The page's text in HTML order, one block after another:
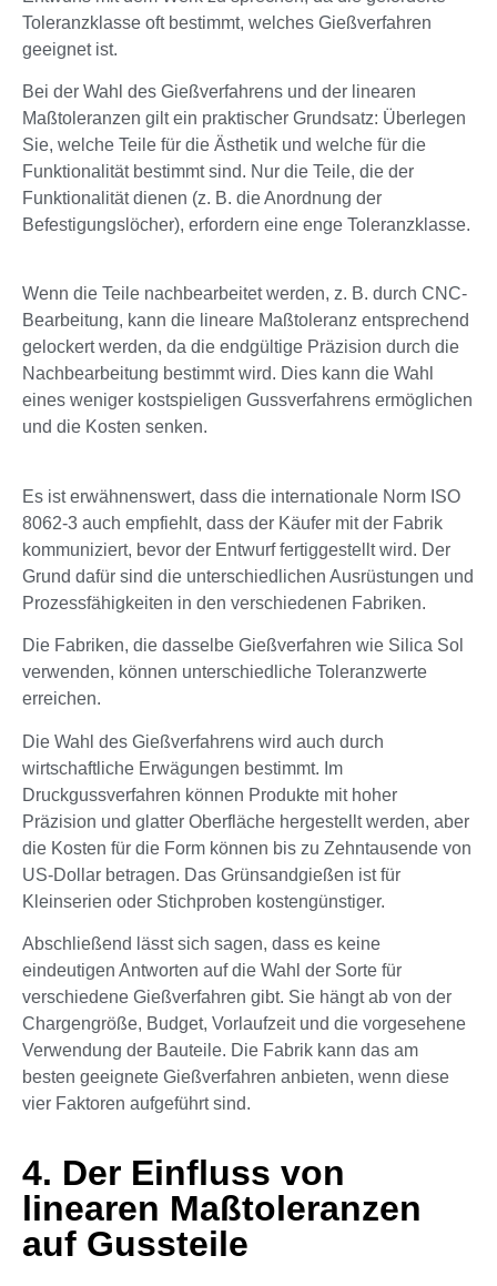
Toleranzklasse oft bestimmt, welches Gießverfahren
geeignet ist.
Bei der Wahl des Gießverfahrens und der linearen
Maßtoleranzen gilt ein praktischer Grundsatz: Überlegen
Sie, welche Teile für die Ästhetik und welche für die
Funktionalität bestimmt sind. Nur die Teile, die der
Funktionalität dienen (z. B. die Anordnung der
Befestigungslöcher), erfordern eine enge Toleranzklasse.
Wenn die Teile nachbearbeitet werden, z. B. durch CNC-
Bearbeitung, kann die lineare Maßtoleranz entsprechend
gelockert werden, da die endgültige Präzision durch die
Nachbearbeitung bestimmt wird. Dies kann die Wahl
eines weniger kostspieligen Gussverfahrens ermöglichen
und die Kosten senken.
Es ist erwähnenswert, dass die internationale Norm ISO
8062-3 auch empfiehlt, dass der Käufer mit der Fabrik
kommuniziert, bevor der Entwurf fertiggestellt wird. Der
Grund dafür sind die unterschiedlichen Ausrüstungen und
Prozessfähigkeiten in den verschiedenen Fabriken.
Die Fabriken, die dasselbe Gießverfahren wie Silica Sol
verwenden, können unterschiedliche Toleranzwerte
erreichen.
Die Wahl des Gießverfahrens wird auch durch
wirtschaftliche Erwägungen bestimmt. Im
Druckgussverfahren können Produkte mit hoher
Präzision und glatter Oberfläche hergestellt werden, aber
die Kosten für die Form können bis zu Zehntausende von
US-Dollar betragen. Das Grünsandgießen ist für
Kleinserien oder Stichproben kostengünstiger.
Abschließend lässt sich sagen, dass es keine
eindeutigen Antworten auf die Wahl der Sorte für
verschiedene Gießverfahren gibt. Sie hängt ab von der
Chargengröße, Budget, Vorlaufzeit und die vorgesehene
Verwendung der Bauteile. Die Fabrik kann das am
besten geeignete Gießverfahren anbieten, wenn diese
vier Faktoren aufgeführt sind.
4. Der Einfluss von
linearen Maßtoleranzen
auf Gussteile